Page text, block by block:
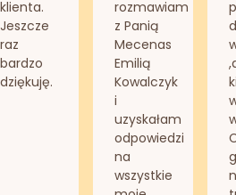
klienta.
Jeszcze
raz
bardzo
dziękuję.
rozmawiam
z Panią
Mecenas
Emilią
Kowalczyk
i
uzyskałam
odpowiedzi
na
wszystkie